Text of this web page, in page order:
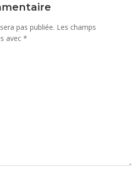
pas publiée. Les champs
avec *